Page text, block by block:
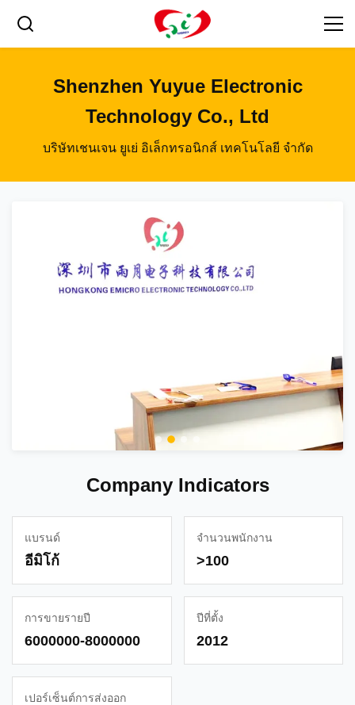
Shenzhen Yuyue Electronic
Technology Co., Ltd
บริษัทเชนเจน ยูเย่ อิเล็กทรอนิกส์ เทคโนโลยี จํากัด
Company Indicators
แบรนด์
อีมิโก้
จํานวนพนักงาน
>100
การขายรายปี
6000000-8000000
ปีที่ตั้ง
2012
เปอร์เซ็นต์การส่งออก